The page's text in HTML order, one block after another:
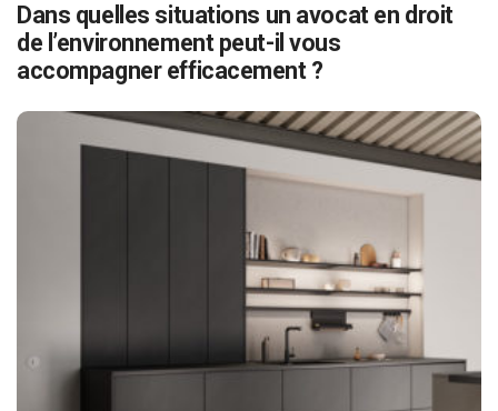
Dans quelles situations un avocat en droit
de l’environnement peut-il vous
accompagner efficacement ?